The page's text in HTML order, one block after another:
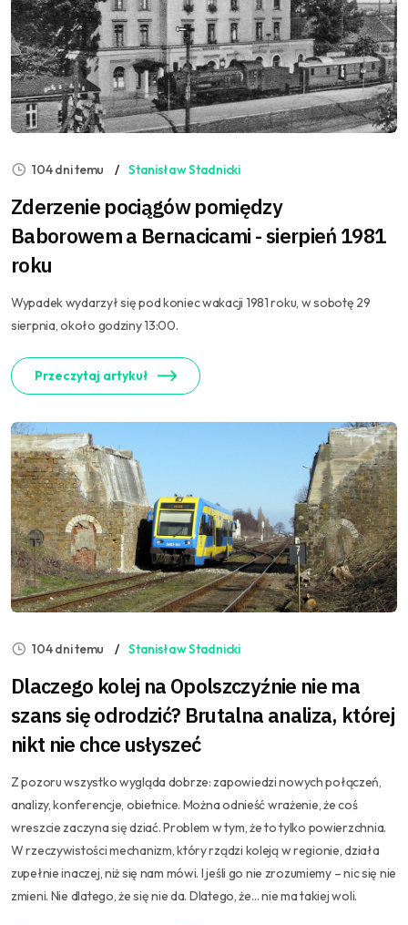
104 dni temu Stanisław Stadnicki
Zderzenie pociągów pomiędzy
Baborowem a Bernacicami - sierpień 1981
roku
Wypadek wydarzył się pod koniec wakacji 1981 roku, w sobotę 29
sierpnia, około godziny 13:00.
Przeczytaj artykuł
104 dni temu Stanisław Stadnicki
Dlaczego kolej na Opolszczyźnie nie ma
szans się odrodzić? Brutalna analiza, której
nikt nie chce usłyszeć
Z pozoru wszystko wygląda dobrze: zapowiedzi nowych połączeń,
analizy, konferencje, obietnice. Można odnieść wrażenie, że coś
wreszcie zaczyna się dziać. Problem w tym, że to tylko powierzchnia.
W rzeczywistości mechanizm, który rządzi koleją w regionie, działa
zupełnie inaczej, niż się nam mówi. I jeśli go nie zrozumiemy – nic się nie
zmieni. Nie dlatego, że się nie da. Dlatego, że… nie ma takiej woli.